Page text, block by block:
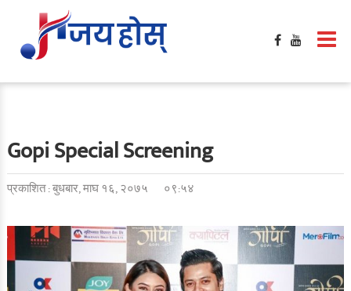
Gopi Special Screening
प्रकाशित : बुधबार, माघ १६, २०७५ ०९:५४